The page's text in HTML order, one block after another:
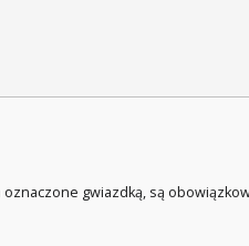
oznaczone gwiazdką, są